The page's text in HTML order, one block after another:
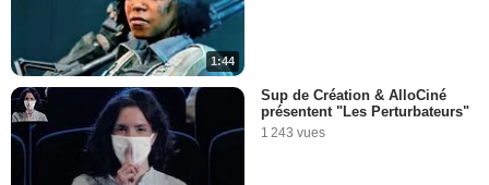
1:44
Sup de Création & AlloCiné
présentent "Les Perturbateurs"
1 243 vues